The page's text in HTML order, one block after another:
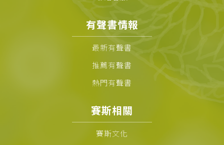
有聲書情報
最新有聲書
推薦有聲書
熱門有聲書
賽斯相關
賽斯文化